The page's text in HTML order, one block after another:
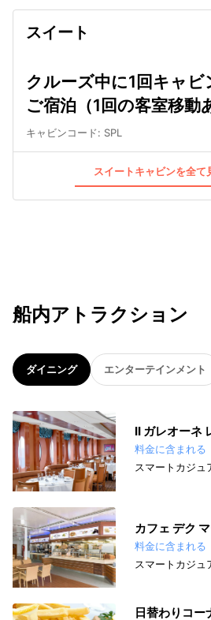
スイート
クルーズ中に1回キャビ
ご宿泊（1回の客室移動
キャビンコード: SPL
スイートキャビンを全て
船内アトラクション
ダイニング エンターテインメント
II ガレオーネ
料金に含まれる
スマートカジュ
カフェ デク
料金に含まれる
スマートカジュ
日替わりコー